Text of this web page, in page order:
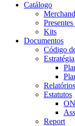
Catálogo
Kits
Documentos
Código
Estratégia
Relatórios
Estatutos
Report